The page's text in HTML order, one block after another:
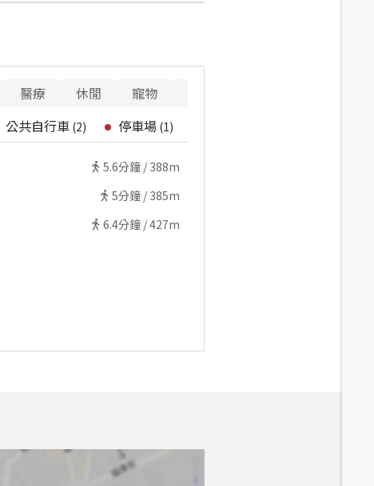
醫療 休閒 寵物
公共自行車 (2) 停車場 (1)
5.6分鐘 / 388m
5分鐘 / 385m
6.4分鐘 /427m